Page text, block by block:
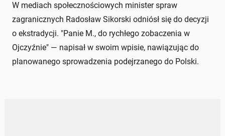
W mediach społecznościowych minister spraw
zagranicznych Radosław Sikorski odniósł się do decyzji
o ekstradycji. "Panie M., do rychłego zobaczenia w
Ojczyźnie" — napisał w swoim wpisie, nawiązując do
planowanego sprowadzenia podejrzanego do Polski.